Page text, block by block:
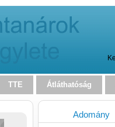
TTE Átláthatóság
Adomány